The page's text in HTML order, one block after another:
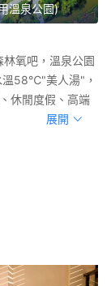
溫泉公園)
氧吧，溫泉公園
溫58℃"美人湯"，
休閒度假、高端
展開